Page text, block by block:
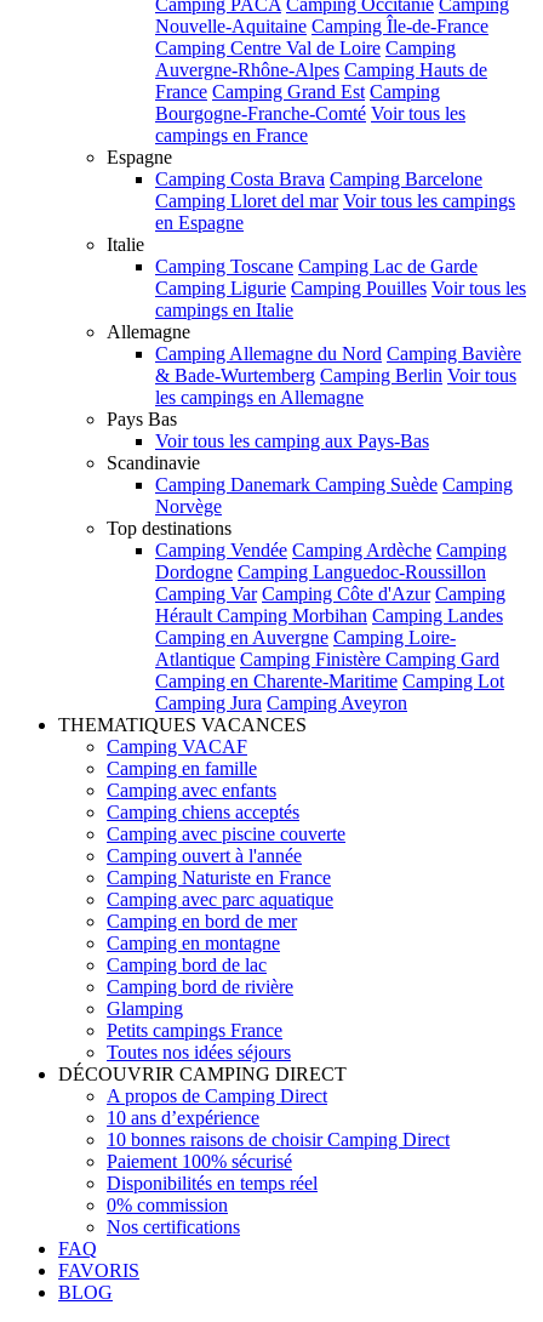
Camping PACA Camping Occitanie Camping
Nouvelle-Aquitaine Camping Île-de-France
Camping Centre Val de Loire Camping
Auvergne-Rhône-Alpes Camping Hauts de
France Camping Grand Est Camping
Bourgogne-Franche-Comté Voir tous les
campings en France
Espagne
Camping Costa Brava Camping Barcelone
Camping Lloret del mar Voir tous les campings
en Espagne
Italie
Camping Toscane Camping Lac de Garde
Camping Ligurie Camping Pouilles Voir tous les
campings en Italie
Allemagne
Camping Allemagne du Nord Camping Bavière
& Bade-Wurtemberg Camping Berlin Voir tous
les campings en Allemagne
Pays Bas
Voir tous les camping aux Pays-Bas
Scandinavie
Camping Danemark Camping Suède Camping
Norvège
Top destinations
Camping Vendée Camping Ardèche Camping
Dordogne Camping Languedoc-Roussillon
Camping Var Camping Côte d'Azur Camping
Hérault Camping Morbihan Camping Landes
Camping en Auvergne Camping Loire-
Atlantique Camping Finistère Camping Gard
Camping en Charente-Maritime Camping Lot
Camping Jura Camping Aveyron
THEMATIQUES VACANCES
Camping VACAF
Camping en famille
Camping avec enfants
Camping chiens acceptés
Camping avec piscine couverte
Camping ouvert à l'année
Camping Naturiste en France
Camping avec parc aquatique
Camping en bord de mer
Camping en montagne
Camping bord de lac
Camping bord de rivière
Glamping
Petits campings France
Toutes nos idées séjours
DÉCOUVRIR CAMPING DIRECT
A propos de Camping Direct
10 ans d’expérience
10 bonnes raisons de choisir Camping Direct
Paiement 100% sécurisé
Disponibilités en temps réel
0% commission
Nos certifications
FAQ
FAVORIS
BLOG